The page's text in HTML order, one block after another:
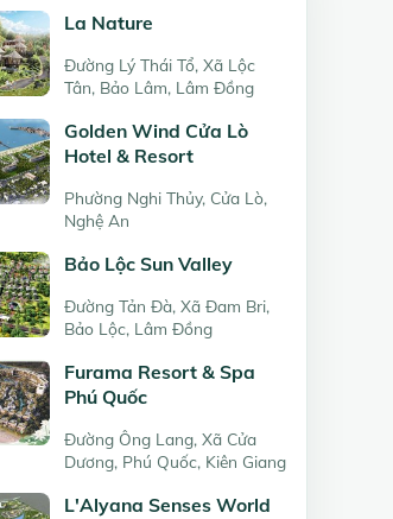
La Nature
Đường Lý Thái Tổ, Xã Lộc
Tân, Bảo Lâm, Lâm Đồng
Golden Wind Cửa Lò
Hotel & Resort
Phường Nghi Thủy, Cửa Lò,
Nghệ An
Bảo Lộc Sun Valley
Đường Tản Đà, Xã Đam Bri,
Bảo Lộc, Lâm Đồng
Furama Resort & Spa
Phú Quốc
Đường Ông Lang, Xã Cửa
Dương, Phú Quốc, Kiên Giang
L'Alyana Senses World